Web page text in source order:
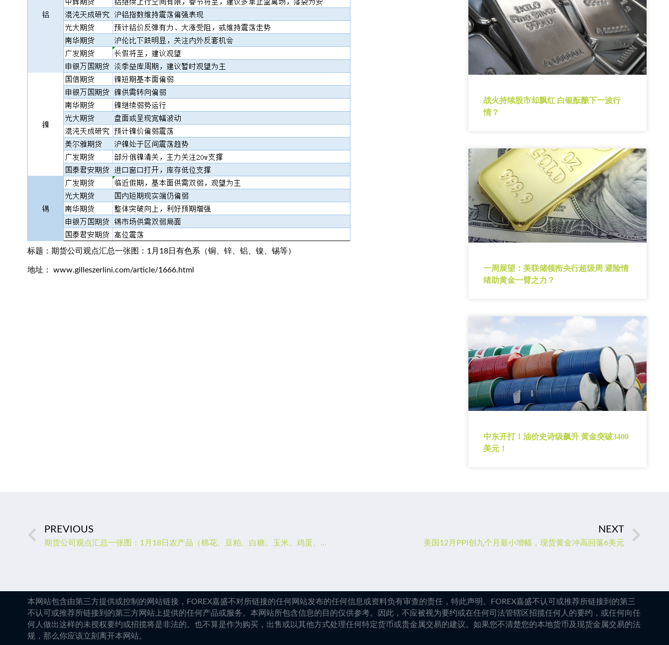
标题：期货公司观点汇总一张图：1月18日有色系（铜、锌、铝、镍、锡等）
地址： www.gilleszerlini.com/article/1666.html
战火持续股市却飘红 白银酝酿下一波行
情？
一周展望：美联储领衔央行超级周 避险情
绪助黄金一臂之力？
中东开打！油价史诗级飙升 黄金突破3400
美元！
PREVIOUS
期货公司观点汇总一张图：1月18日农产品（棉花、豆粕、白糖、玉米、鸡蛋、生猪等）
NEXT
美国12月PPI创九个月最小增幅，现货黄金冲高回落6美元
本网站包含由第三方提供或控制的网站链接，FOREX嘉盛不对所链接的任何网站发布的任何信息或资料负有审查的责任，特此声明。FOREX嘉盛不认可或推荐所链接到的第三
不认可或推荐所链接到的第三方网站上提供的任何产品或服务。本网站所包含信息的目的仅供参考。因此，不应被视为要约或在任何司法管辖区招揽任何人的要约，或任何向任
何人做出这样的未授权要约或招揽将是非法的。也不算是作为购买，出售或以其他方式处理任何特定货币或贵金属交易的建议。如果您不清楚您的本地货币及现货金属交易的法
规，那么你应该立刻离开本网站。